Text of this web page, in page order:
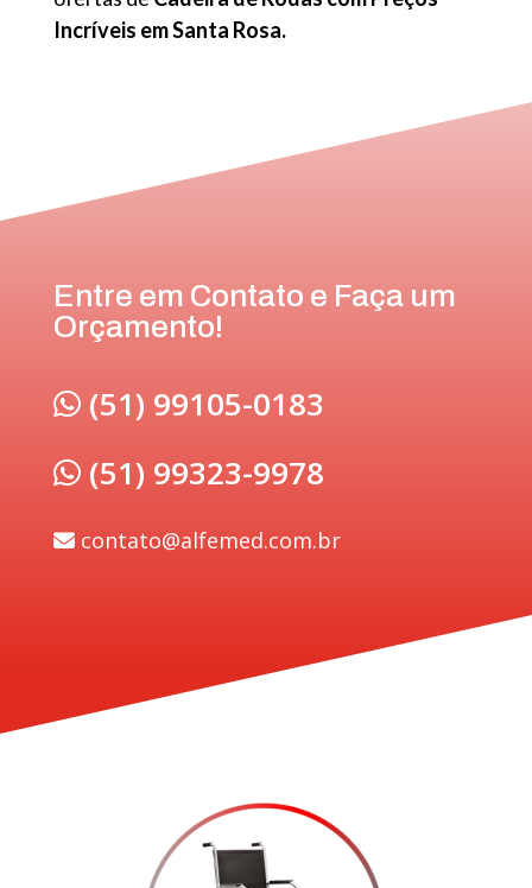
Incríveis em Santa Rosa.
Entre em Contato e Faça um
Orçamento!
(51) 99105-0183
(51) 99323-9978
contato@alfemed.com.br